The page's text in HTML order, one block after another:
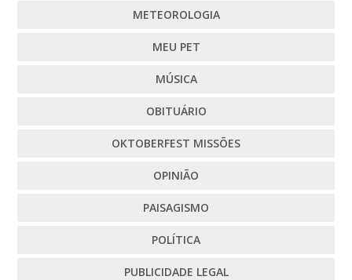
METEOROLOGIA
MEU PET
MÚSICA
OBITUÁRIO
OKTOBERFEST MISSÕES
OPINIÃO
PAISAGISMO
POLÍTICA
PUBLICIDADE LEGAL